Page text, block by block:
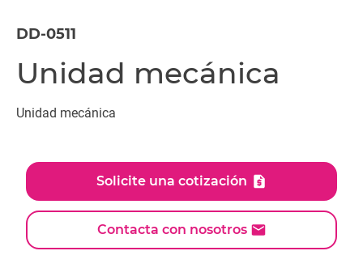
DD-0511
Unidad mecánica
Unidad mecánica
Solicite una cotización
Contacta con nosotros